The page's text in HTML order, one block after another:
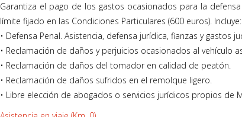
Garantiza el pago de los gastos ocasionados para la
límite fijado en las Condiciones Particulares (600 euros). Incluye:
• Defensa Penal. Asistencia, defensa jurídica, fianzas y gastos
• Reclamación de daños y perjuicios ocasionados al
• Reclamación de daños del tomador en calidad de peatón.
• Reclamación de daños sufridos en el remolque ligero.
• Libre elección de abogados o servicios jurídicos propios de